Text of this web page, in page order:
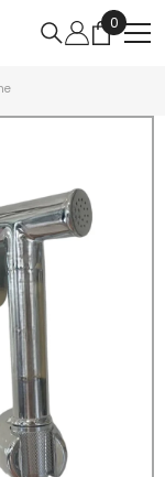
0
0
articoli